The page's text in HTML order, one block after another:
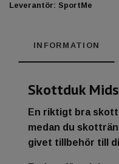
Leverantör: SportMe
INFORMATION
Skottduk
En riktigt bra
medan du
givet tillbehör till